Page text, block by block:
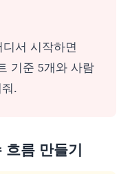
디서 시작하면
기준 5개와 사람
.
흐름 만들기